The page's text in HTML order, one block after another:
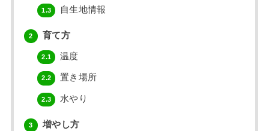
1.3 自生地情報
2 育て方
2.1 温度
2.2 置き場所
2.3 水やり
3 増やし方